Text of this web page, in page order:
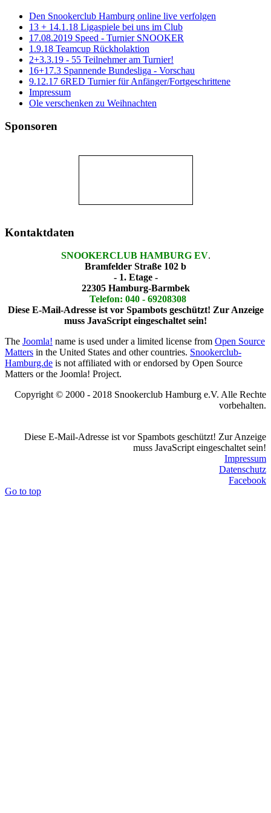
Den Snookerclub Hamburg online live verfolgen
13 + 14.1.18 Ligaspiele bei uns im Club
17.08.2019 Speed - Turnier SNOOKER
1.9.18 Teamcup Rückholaktion
2+3.3.19 - 55 Teilnehmer am Turnier!
16+17.3 Spannende Bundesliga - Vorschau
9.12.17 6RED Turnier für Anfänger/Fortgeschrittene
Impressum
Ole verschenken zu Weihnachten
Sponsoren
Kontaktdaten
SNOOKERCLUB HAMBURG EV.
Bramfelder Straße 102 b
- 1. Etage -
22305 Hamburg-Barmbek
Telefon: 040 - 69208308
Diese E-Mail-Adresse ist vor Spambots geschützt! Zur Anzeige
muss JavaScript eingeschaltet sein!
The Joomla! name is used under a limited license from Open Source
Matters in the United States and other countries. Snookerclub-
Hamburg.de is not affiliated with or endorsed by Open Source
Matters or the Joomla! Project.
Copyright © 2000 - 2018 Snookerclub Hamburg e.V. Alle Rechte
vorbehalten.
Diese E-Mail-Adresse ist vor Spambots geschützt! Zur Anzeige
muss JavaScript eingeschaltet sein!
Impressum
Datenschutz
Facebook
Go to top